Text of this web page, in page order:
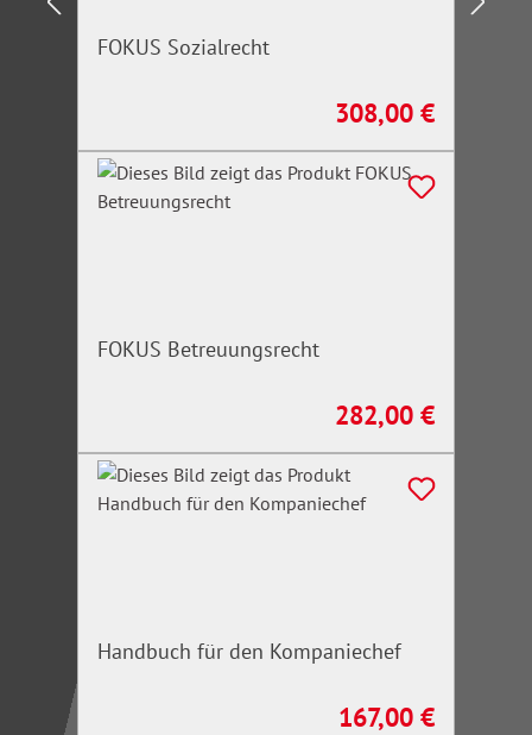
FOKUS Sozialrecht
Regulärer Preis:
308,00 €
FOKUS Betreuungsrecht
Regulärer Preis:
282,00 €
Handbuch für den Kompaniechef
Regulärer Preis:
167,00 €